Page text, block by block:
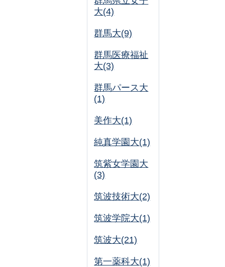
大(4)
群馬大(9)
群馬医療福祉
大(3)
群馬パース大
(1)
美作大(1)
純真学園大(1)
筑紫女学園大
(3)
筑波技術大(2)
筑波学院大(1)
筑波大(21)
第一薬科大(1)